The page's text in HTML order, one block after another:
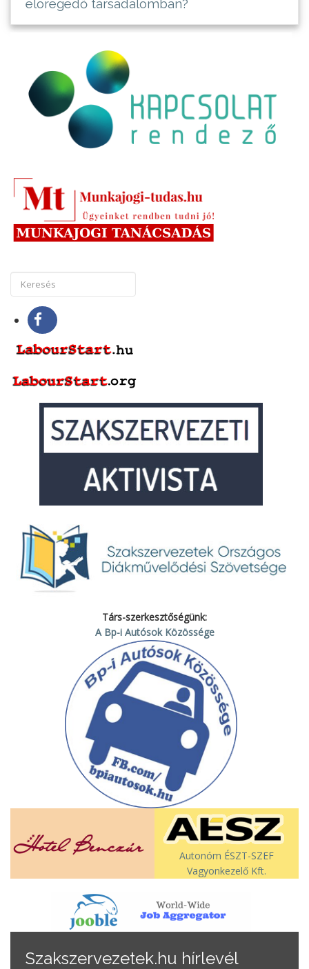
elöregedő társadalomban?
Társ-szerkesztőségünk:
A Bp-i Autósok Közössége
Autonóm ÉSZT-SZEF
Vagyonkezelő Kft.
Szakszervezetek.hu hírlevél